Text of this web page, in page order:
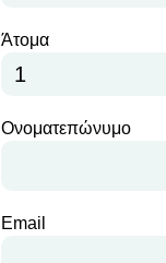
Άτομα
Ονοματεπώνυμο
Email